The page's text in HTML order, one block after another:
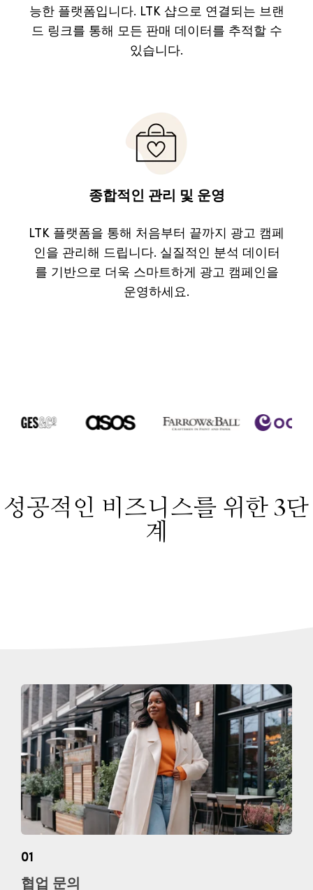
능한 플랫폼입니다. LTK 샵으로 연결되는 브랜
드 링크를 통해 모든 판매 데이터를 추적할 수
있습니다.
종합적인 관리 및 운영
LTK 플랫폼을 통해 처음부터 끝까지 광고 캠페
인을 관리해 드립니다. 실질적인 분석 데이터
를 기반으로 더욱 스마트하게 광고 캠페인을
운영하세요.
성공적인 비즈니스를 위한 3단
계
01
협업 문의